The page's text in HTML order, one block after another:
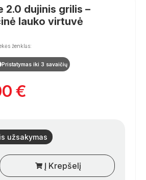
2.0 dujinis grilis –
lauko virtuvė
ženklas:
Pristatymas iki 3 savaičių
€
užsakymas
Į Krepšelį